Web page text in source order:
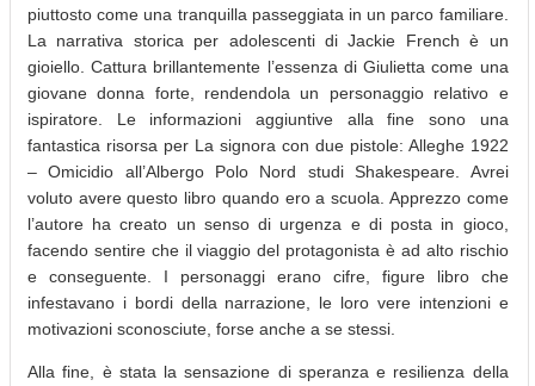
piuttosto come una tranquilla passeggiata in un parco familiare.
La narrativa storica per adolescenti di Jackie French è un
gioiello. Cattura brillantemente l’essenza di Giulietta come una
giovane donna forte, rendendola un personaggio relativo e
ispiratore. Le informazioni aggiuntive alla fine sono una
fantastica risorsa per La signora con due pistole: Alleghe 1922
– Omicidio all’Albergo Polo Nord studi Shakespeare. Avrei
voluto avere questo libro quando ero a scuola. Apprezzo come
l’autore ha creato un senso di urgenza e di posta in gioco,
facendo sentire che il viaggio del protagonista è ad alto rischio
e conseguente. I personaggi erano cifre, figure libro che
infestavano i bordi della narrazione, le loro vere intenzioni e
motivazioni sconosciute, forse anche a se stessi.
Alla fine, è stata la sensazione di speranza e resilienza della